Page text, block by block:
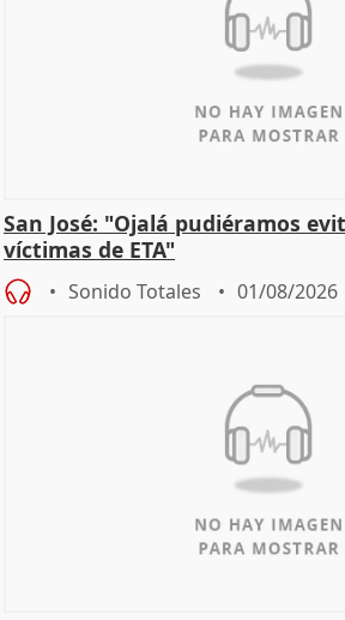
San José: "Ojalá pudiéramos
víctimas de ETA"
Sonido Totales 01/08/2026